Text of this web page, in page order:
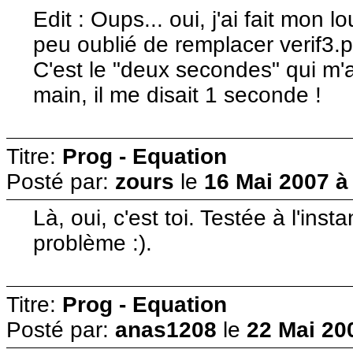
Edit : Oups... oui, j'ai fait mon
peu oublié de remplacer
C'est le "deux secondes" qui
main, il me disait 1 seconde !
Titre: Prog - Equation
Posté par: zours le 16 Mai 2007
Là, oui, c'est toi. Testée à
problème :).
Titre: Prog - Equation
Posté par: anas1208 le 22 Mai